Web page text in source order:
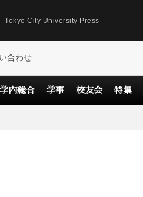
Tokyo City University Press
合わせ
学内総合 学事 校友会 特集